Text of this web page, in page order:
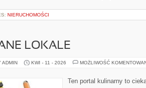
NIERUCHOMOŚCI
LOKALE
ADMIN KWI - 11 - 2026 MOŻLIWOŚĆ
Ten portal kulinarny to